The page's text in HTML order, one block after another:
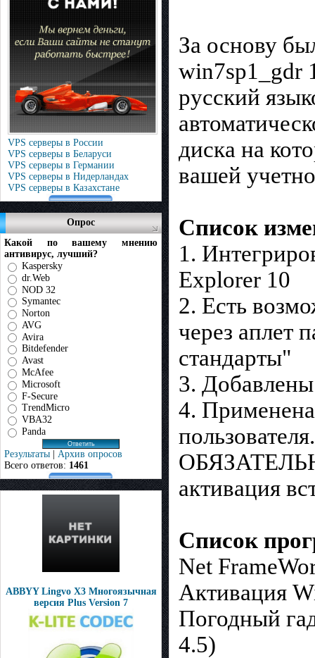
VPS серверы в России
VPS серверы в Беларуси
VPS серверы в Германии
VPS серверы в Нидерландах
VPS серверы в Казахстане
Опрос
Какой по вашему мнению
антивирус, лучший?
Kaspersky
dr.Web
NOD 32
Symantec
Norton
AVG
Avira
Bitdefender
Avast
McAfee
Microsoft
F-Secure
TrendMicro
VBA32
Panda
Результаты | Архив опросов
Всего ответов: 1461
ABBYY Lingvo X3 Многоязычная
версия Plus Version 7
За основу
win7sp1_gdr
русский
диска на
вашей
Список
1.
Explorer 10
2. Есть
через аплет
стандарты"
3.
4. Применена
активация
Список
Net
Активация
Погодный
4.5)